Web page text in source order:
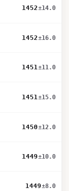
1452±14.0
1452±16.0
1451±11.0
1451±15.0
1450±12.0
1449±10.0
1449±8.0